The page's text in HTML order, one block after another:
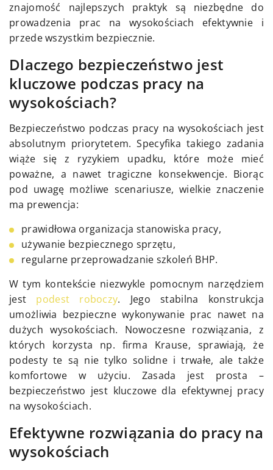
znajomość najlepszych praktyk są niezbędne do
prowadzenia prac na wysokościach efektywnie i
przede wszystkim bezpiecznie.
Dlaczego bezpieczeństwo jest
kluczowe podczas pracy na
wysokościach?
Bezpieczeństwo podczas pracy na wysokościach jest
absolutnym priorytetem. Specyfika takiego zadania
wiąże się z ryzykiem upadku, które może mieć
poważne, a nawet tragiczne konsekwencje. Biorąc
pod uwagę możliwe scenariusze, wielkie znaczenie
ma prewencja:
prawidłowa organizacja stanowiska pracy,
używanie bezpiecznego sprzętu,
regularne przeprowadzanie szkoleń BHP.
W tym kontekście niezwykle pomocnym narzędziem
jest podest roboczy. Jego stabilna konstrukcja
umożliwia bezpieczne wykonywanie prac nawet na
dużych wysokościach. Nowoczesne rozwiązania, z
których korzysta np. firma Krause, sprawiają, że
podesty te są nie tylko solidne i trwałe, ale także
komfortowe w użyciu. Zasada jest prosta –
bezpieczeństwo jest kluczowe dla efektywnej pracy
na wysokościach.
Efektywne rozwiązania do pracy na
wysokościach